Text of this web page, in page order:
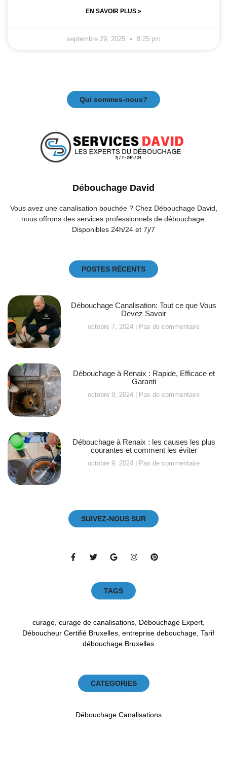
EN SAVOIR PLUS »
septembre 29, 2025 8:25 pm
Qui sommes-nous?
Débouchage David
Vous avez une canalisation bouchée ? Chez Débouchage David,
nous offrons des services professionnels de débouchage.
Disponibles 24h/24 et 7j/7
POSTES RÉCENTS
Débouchage Canalisation: Tout ce que Vous
Devez Savoir
octobre 7, 2024 Pas de commentaire
Débouchage à Renaix : Rapide, Efficace et
Garanti
octobre 9, 2024 Pas de commentaire
Débouchage à Renaix : les causes les plus
courantes et comment les éviter
octobre 9, 2024 Pas de commentaire
SUIVEZ-NOUS SUR
TAGS
curage, curage de canalisations, Débouchage Expert,
Déboucheur Certifié Bruxelles entreprise debouchage Tarif
débouchage Bruxelles
CATEGORIES
Débouchage Canalisations